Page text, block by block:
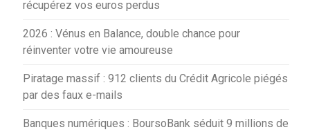
récupérez vos euros perdus
2026 : Vénus en Balance, double chance pour
réinventer votre vie amoureuse
Piratage massif : 912 clients du Crédit Agricole piégés
par des faux e-mails
Banques numériques : BoursoBank séduit 9 millions de